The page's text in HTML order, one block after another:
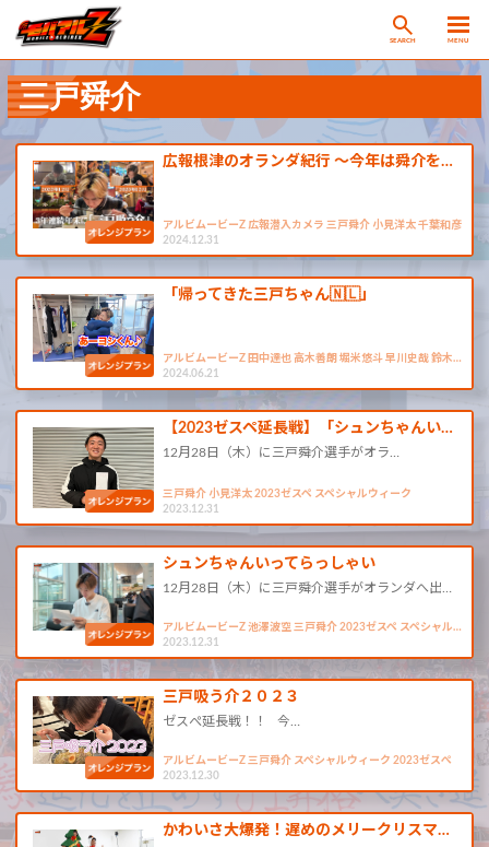
SEARCH MENU
三戸舜介
広報根津のオランダ紀行 ～今年は舜介を…
アルビムービーZ 広報潜入カメラ 三戸舜介 小見洋太 千葉和彦
2024.12.31
「帰ってきた三戸ちゃん🇳🇱」
アルビムービーZ 田中達也 高木善朗 堀米悠斗 早川史哉 鈴木…
2024.06.21
【2023ゼスペ延長戦】「シュンちゃんい…
12月28日（木）に三戸舜介選手がオラ…
三戸舜介 小見洋太 2023ゼスペ スペシャルウィーク
2023.12.31
シュンちゃんいってらっしゃい
12月28日（木）に三戸舜介選手がオランダへ出…
アルビムービーZ 池澤波空 三戸舜介 2023ゼスペ スペシャル…
2023.12.31
三戸吸う介２０２３
ゼスぺ延長戦！！ 今…
アルビムービーZ 三戸舜介 スペシャルウィーク 2023ゼスぺ
2023.12.30
かわいさ大爆発！遅めのメリークリスマ…